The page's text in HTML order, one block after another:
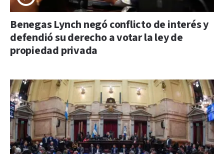
Benegas Lynch negó conflicto de interés y
defendió su derecho a votar la ley de
propiedad privada